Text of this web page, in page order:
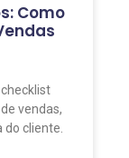
Como
vendas,
cliente.